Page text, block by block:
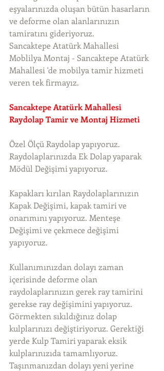
eşyalarınızda oluşan bütün hasarların
ve deforme olan alanlarınızın
tamiratını gideriyoruz.
Sancaktepe Atatürk Mahallesi
Moblilya Montaj - Sancaktepe Atatürk
Mahallesi 'de mobilya tamir hizmeti
veren tek firmayız.
Sancaktepe Atatürk Mahallesi
Raydolap Tamir ve Montaj Hizmeti
Özel Ölçü Raydolap yapıyoruz.
Raydolaplarınızda Ek Dolap yaparak
Mödül Değişimi yapıyoruz.
Kapakları kırılan Raydolaplarınızın
Kapak Değişimi, kapak tamiri ve
onarımını yapıyoruz. Menteşe
Değişimi ve çekmece değişimi
yapıyoruz.
Kullanımınızdan dolayı zaman
içerisinde deforme olan
raydolaplarınızın gerek ray tamirini
gerekse ray değişimini yapıyoruz.
Görmekten sıkıldığınız dolap
kulplarınızı değiştiriyoruz. Gerektiği
yerde Kulp Tamiri yaparak eksik
kulplarınızıda tamamlıyoruz.
Taşınmanızdan dolayı yeni yerine